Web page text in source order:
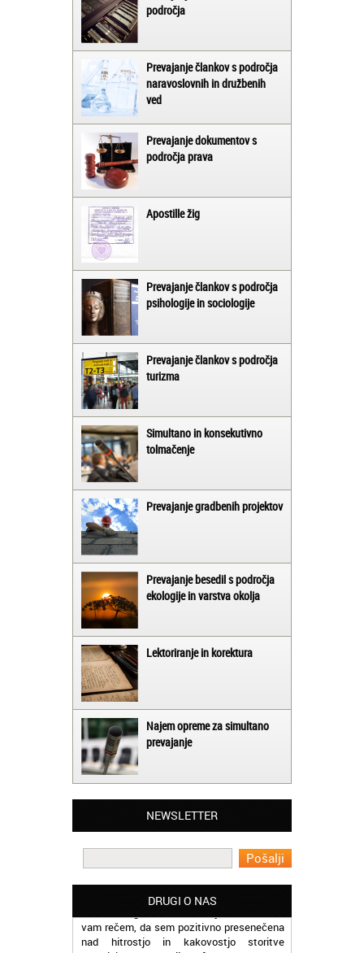
področja
Prevajanje člankov s področja
naravoslovnih in družbenih
ved
Prevajanje dokumentov s
področja prava
Apostille žig
Prevajanje člankov s področja
psihologije in sociologije
Prevajanje člankov s področja
turizma
Simultano in konsekutivno
tolmačenje
Prevajanje gradbenih projektov
Prevajanje besedil s področja
ekologije in varstva okolja
Lektoriranje in korektura
Najem opreme za simultano
prevajanje
NEWSLETTER
DRUGI O NAS
Matjaž iz Ajdovščine:
Lahko pohvalim vse zaposlene v Akademiji
Oxford, ker so resnično profesionalni in
prevajalske storitve opravljajo hitro in
Potrebovala sem prevajanje iz
madžarskega v slovenski jezik in lahko
vam rečem, da sem pozitivno presenečena
nad hitrostjo in kakovostjo storitve
prevajalcev Akademije Oxford.